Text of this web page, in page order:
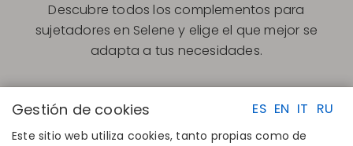
Descubre todos los complementos para
sujetadores en Selene y elige el que mejor se
adapta a tus necesidades.
ES EN IT RU
Gestión de cookies
Este sitio web utiliza cookies, tanto propias como de